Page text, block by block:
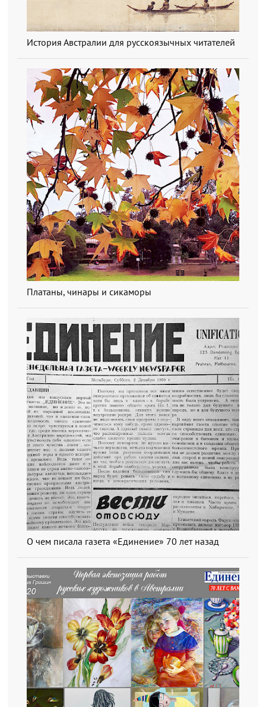
История Австралии для русскоязычных читателей
Платаны, чинары и сикаморы
О чем писала газета «Единение» 70 лет назад